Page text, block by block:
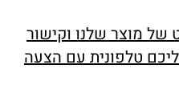
של מוצר שלנו וקישור
טלפונית עם הצעה